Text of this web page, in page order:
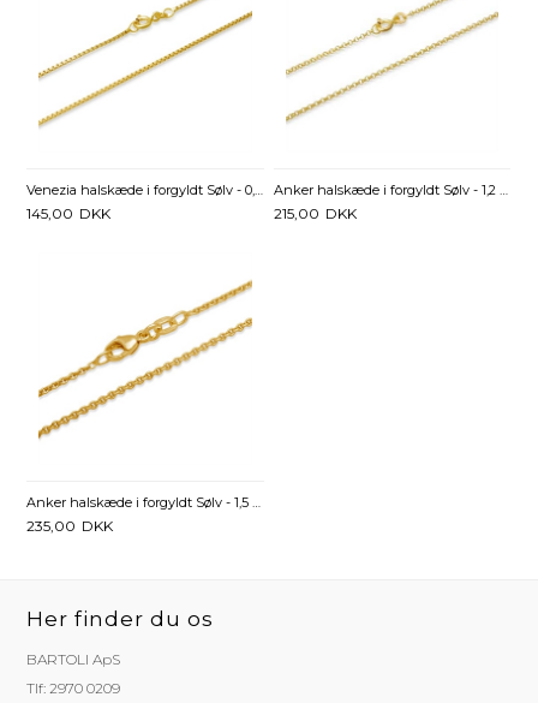
145,00 DKK 215,00 DKK
Anker halskæde i forgyldt Sølv - 1,5 mm fra 38 cm
235,00 DKK
Her finder du os
BARTOLI ApS
Tlf: 2970 0209